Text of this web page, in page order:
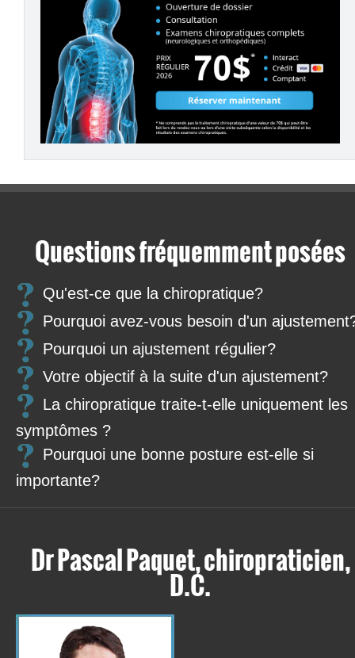
Questions fréquemment posées
Qu'est-ce que la chiropratique?
Pourquoi avez-vous besoin d'un
Pourquoi un ajustement régulier?
Votre objectif à la suite d'un ajustement?
La chiropratique traite-t-elle uniquement les
symptômes ?
Pourquoi une bonne posture est-elle si
importante?
Dr Pascal Paquet, chiropraticien,
D.C.